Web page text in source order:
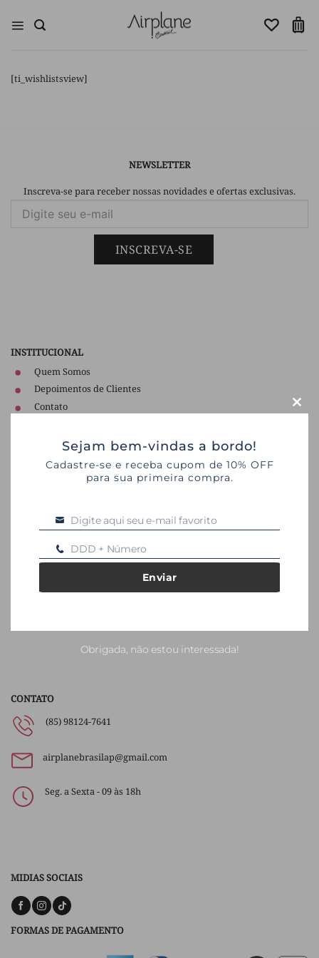
[ti_wishlistsview]
NEWSLETTER
Inscreva-se para receber nossas novidades e ofertas exclusivas.
INSCREVA-SE
INSTITUCIONAL
Quem Somos
Depoimentos de Clientes
Contato
Termos de Uso
LINKS UTEIS
Segurança
Pagamento
CONTATO
(85) 98124-7641
airplanebrasilap@gmail.com
Seg. a Sexta - 09 às 18h
MIDIAS SOCIAIS
FORMAS DE PAGAMENTO
Sejam bem-vindas a bordo!
Cadastre-se e receba cupom de 10% OFF
para sua primeira compra.
Email Digite aqui seu e-mail favorito
Celular DDD + Número
Enviar
Obrigada, não estou interessada!